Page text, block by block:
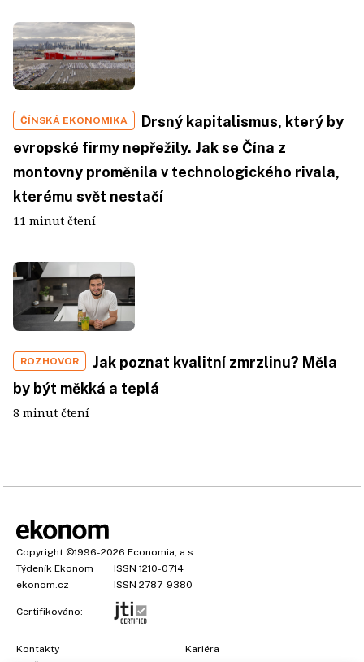
ČÍNSKÁ EKONOMIKA
Drsný kapitalismus, který by
evropské firmy nepřežily. Jak se Čína z
montovny proměnila v technologického rivala,
kterému svět nestačí
11 minut čtení
ROZHOVOR
Jak poznat kvalitní zmrzlinu? Měla
by být měkká a teplá
8 minut čtení
Copyright ©1996-2026 Economia, a.s.
Týdeník Ekonom
ISSN 1210-0714
ekonom.cz
ISSN 2787-9380
Certifikováno:
Kontakty
Kariéra